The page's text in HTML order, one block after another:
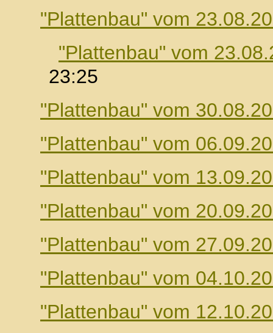
"Plattenbau" vom
"Plattenbau" vom
23:25
"Plattenbau" vom
"Plattenbau" vom
"Plattenbau" vom
"Plattenbau" vom
"Plattenbau" vom
"Plattenbau" vom
"Plattenbau" vom